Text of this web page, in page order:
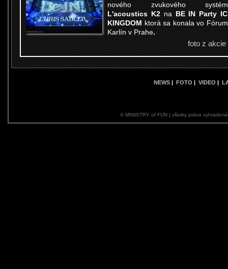
nového zvukového
L'acoustics K2naBE IN Party
KINGDOM ktorá sa konala vo
Karlín v Prahe.
foto z akcie
NEWS | FOTO | VIDEO |
© MINISTRY of FUN | všetky práva